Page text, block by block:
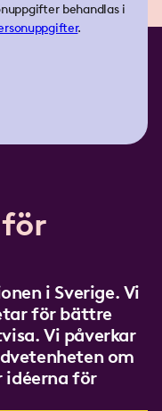
behandlas i
.
i Sverige. Vi
för bättre
Vi påverkar
om
idéerna för